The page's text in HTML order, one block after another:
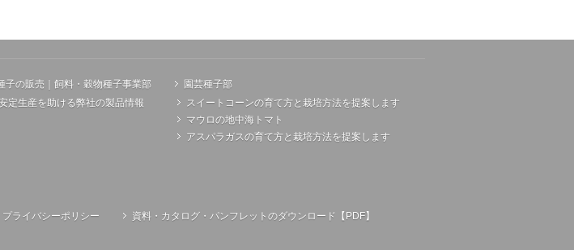
子の販売｜飼料・穀物種子事業部
定生産を助ける弊社の製品情報
園芸種子部
スイートコーンの育て方と栽培方法を提案します
マウロの地中海トマト
アスパラガスの育て方と栽培方法を提案します
プライバシーポリシー 資料・カタログ・パンフレットのダウンロード【PDF】